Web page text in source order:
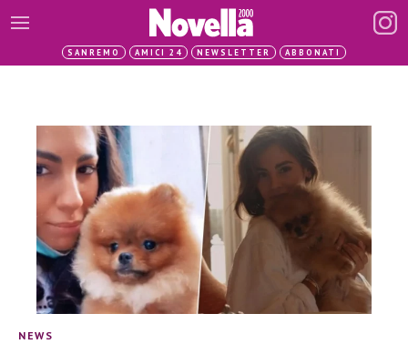
SANREMO AMICI 24 NEWSLETTER ABBONATI
NEWS